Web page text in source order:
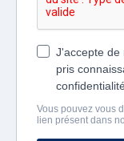
J'accepte de
pris
Vous pouvez vous
lien présent dans